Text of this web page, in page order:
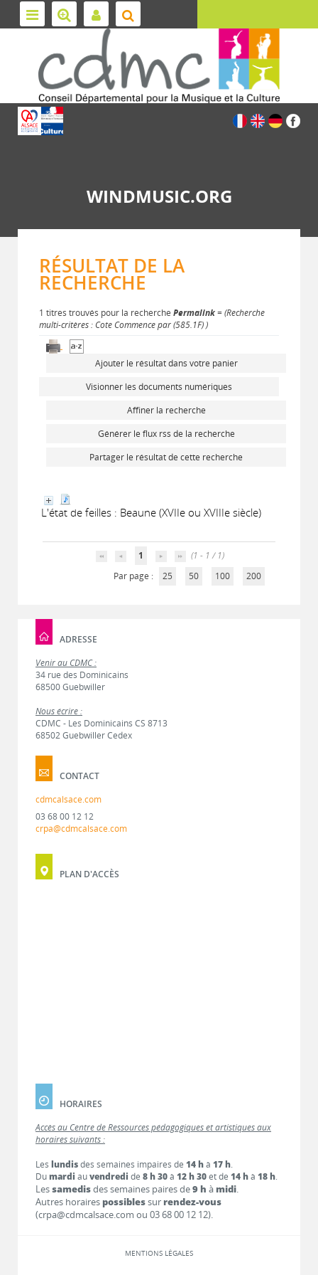
WINDMUSIC.ORG
RÉSULTAT DE LA
RECHERCHE
1 titres trouvés pour la recherche Permalink= (Recherche
multi-critères : Cote Commence par (585.1F) )
Ajouter le résultat dans votre panier
Visionner les documents numériques
Affiner la recherche
Générer le flux rss de la recherche
Partager le résultat de cette recherche
L'état de feilles : Beaune (XVIIe ou XVIIIe siècle)
1
(1 - 1 / 1)
Par page :
25 50 100 200
ADRESSE
Venir au CDMC :
34 rue des Dominicains
68500 Guebwiller
Nous écrire :
CDMC - Les Dominicains CS 8713
68502 Guebwiller Cedex
CONTACT
cdmcalsace.com
03 68 00 12 12
crpa@cdmcalsace.com
PLAN D'ACCÈS
HORAIRES
Accès au Centre de Ressources pédagogiques et artistiques aux
horaires suivants :
Les lundisdes semaines impaires de 14 hà 17 h.
Dumardi auvendredi de 8 h 30à 12 h 30et de 14 hà 18 h.
Lessamedisdes semaines paires de9 h à midi.
Autres horaires possiblessur rendez-vous
(crpa@cdmcalsace.com ou 03 68 00 12 12).
MENTIONS LÉGALES